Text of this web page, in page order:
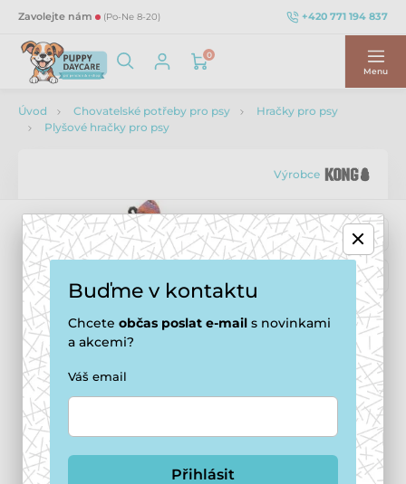
Zavolejte nám (Po-Ne 8-20) +420 771 194 837
0
Menu
Úvod Chovatelské potřeby pro psy
Hračky pro psy
Plyšové hračky pro psy
Výrobce
Buďme v kontaktu
Chcete občas poslat e-mail s novinkami
a akcemi?
Váš email
Přihlásit